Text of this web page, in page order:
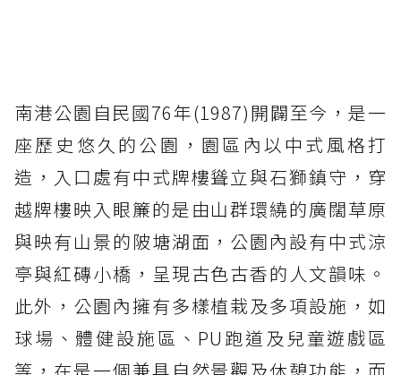
南港公園自民國76年(1987)開闢至今，是一
座歷史悠久的公園，園區內以中式風格打
造，入口處有中式牌樓聳立與石獅鎮守，穿
越牌樓映入眼簾的是由山群環繞的廣闊草原
與映有山景的陂塘湖面，公園內設有中式涼
亭與紅磚小橋，呈現古色古香的人文韻味。
此外，公園內擁有多樣植栽及多項設施，如
球場、體健設施區、PU跑道及兒童遊戲區